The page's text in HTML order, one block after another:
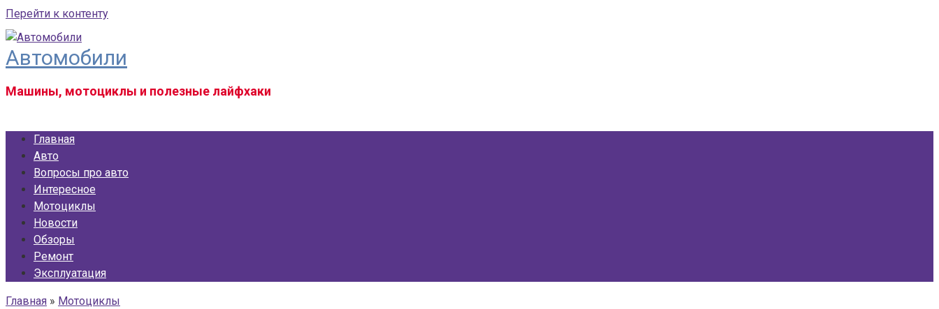
Перейти к контенту
Автомобили
Машины, мотоциклы и полезные лайфхаки
Главная
Авто
Вопросы про авто
Интересное
Мотоциклы
Новости
Обзоры
Ремонт
Эксплуатация
Главная » Мотоциклы